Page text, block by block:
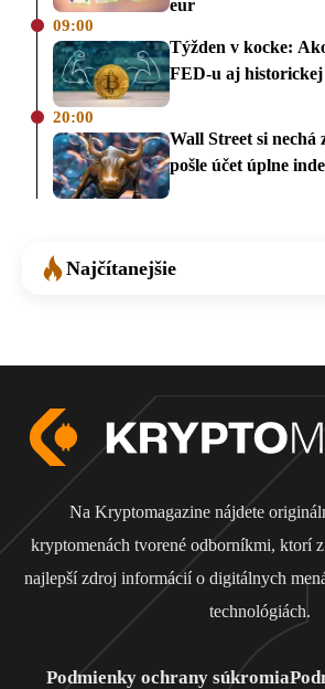
eur
09:00
Týžden v kocke:
FED-u aj
20:00
Wall Street si
pošle účet úplne inde
Najčítanejšie
Na Kryptomagazine nájdete
kryptomenách tvorené odborníkmi, ktorí
najlepší zdroj informácií o digitálnych
technológiách.
Podmienky ochrany súkromia